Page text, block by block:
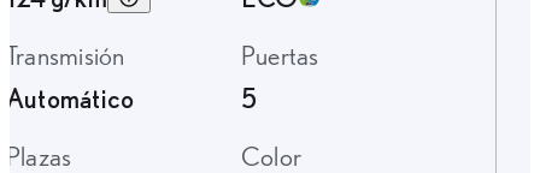
Transmisión
Automático
Puertas
5
Plazas
Color